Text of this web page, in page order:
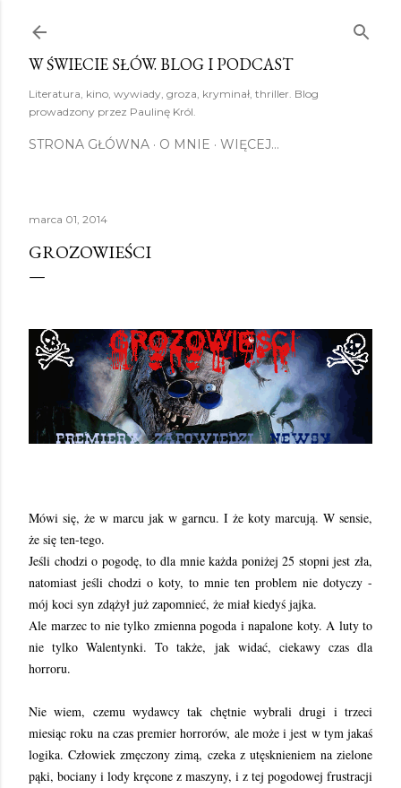
W ŚWIECIE SŁÓW. BLOG I PODCAST
Literatura, kino, wywiady, groza, kryminał, thriller. Blog
prowadzony przez Paulinę Król.
STRONA GŁÓWNA O MNIE WIĘCEJ…
marca 01, 2014
GROZOWIEŚCI
Mówi się, że w marcu jak w garncu. I że koty marcują. W sensie,
że się ten-tego.
Jeśli chodzi o pogodę, to dla mnie każda poniżej 25 stopni jest zła,
natomiast jeśli chodzi o koty, to mnie ten problem nie dotyczy -
mój koci syn zdążył już zapomnieć, że miał kiedyś jajka.
Ale marzec to nie tylko zmienna pogoda i napalone koty. A luty to
nie tylko Walentynki. To także, jak widać, ciekawy czas dla
horroru.
Nie wiem, czemu wydawcy tak chętnie wybrali drugi i trzeci
miesiąc roku na czas premier horrorów, ale może i jest w tym jakaś
logika. Człowiek zmęczony zimą, czeka z utęsknieniem na zielone
pąki, bociany i lody kręcone z maszyny, i z tej pogodowej frustracji